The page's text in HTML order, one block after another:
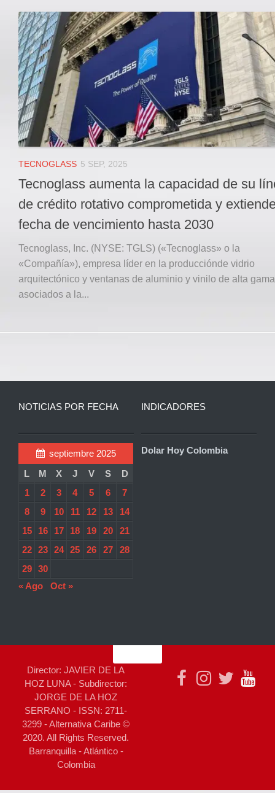
TECNOGLASS 5 SEP, 2025
Tecnoglass aumenta la capacidad de su
de crédito rotativo comprometida y
fecha de vencimiento hasta 2030
Tecnoglass, Inc. (NYSE: TGLS) («Tecnoglass» o la
«Compañía»), empresa líder en la producciónde vidrio
arquitectónico y ventanas de aluminio y vinilo de alta
asociados a la...
NOTICIAS POR FECHA
septiembre 2025
L
M X J V S
D
1
2 3 4 5 6
7
8
9 10 11 12 13
14
15
16 17 18 19 20
21
22
23 24 25 26 27
28
29
30
« Ago
Oct »
INDICADORES
Dolar Hoy Colombia
Director: JAVIER DE LA
HOZ LUNA - Subdirector:
JORGE DE LA HOZ
SERRANO - ISSN: 2711-
3299 - Alternativa Caribe ©
2020. All Rights Reserved.
Barranquilla - Atlántico -
Colombia